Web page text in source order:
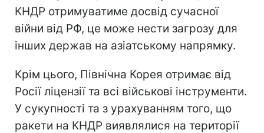
КНДР отримуватиме досвід сучасної
війни від РФ, це може нести загрозу для
інших держав на азіатському напрямку.
Крім цього, Північна Корея отримає від
Росії ліцензії та всі військові інструменти.
У сукупності та з урахуванням того, що
ракети на КНДР виявлялися на території